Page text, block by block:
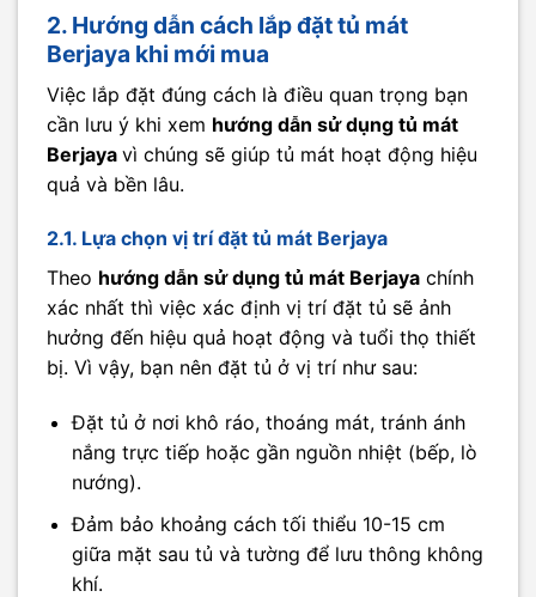
2. Hướng dẫn cách lắp đặt tủ mát
Berjaya khi mới mua
Việc lắp đặt đúng cách là điều quan trọng bạn
cần lưu ý khi xem hướng dẫn sử dụng tủ mát
Berjaya vì chúng sẽ giúp tủ mát hoạt động hiệu
quả và bền lâu.
2.1. Lựa chọn vị trí đặt tủ mát Berjaya
Theo hướng dẫn sử dụng tủ mát Berjaya chính
xác nhất thì việc xác định vị trí đặt tủ sẽ ảnh
hưởng đến hiệu quả hoạt động và tuổi thọ thiết
bị. Vì vậy, bạn nên đặt tủ ở vị trí như sau:
Đặt tủ ở nơi khô ráo, thoáng mát, tránh ánh
nắng trực tiếp hoặc gần nguồn nhiệt (bếp, lò
nướng).
Đảm bảo khoảng cách tối thiểu 10-15 cm
giữa mặt sau tủ và tường để lưu thông không
khí.